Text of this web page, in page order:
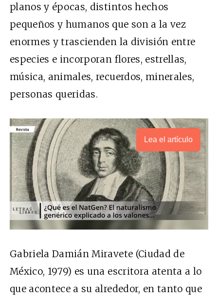
planos y épocas, distintos hechos
pequeños y humanos que son a la vez
enormes y trascienden la división entre
especies e incorporan flores, estrellas,
música, animales, recuerdos, minerales,
personas queridas.
Lea el artículo
Gabriela Damián Miravete (Ciudad de
México, 1979) es una escritora atenta a lo
que acontece a su alrededor, en tanto que